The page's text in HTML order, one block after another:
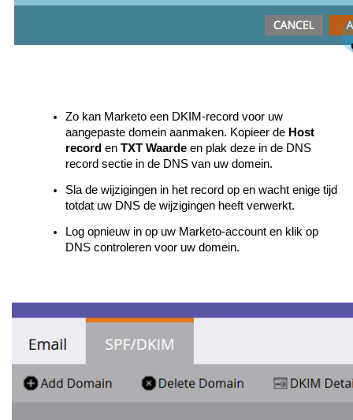
Zo kan Marketo een DKIM-record voor uw
aangepaste domein aanmaken. Kopieer de Host
record en TXT Waarde en plak deze in de DNS
record sectie in de DNS van uw domein.
Sla de wijzigingen in het record op en wacht enige tijd
totdat uw DNS de wijzigingen heeft verwerkt.
Log opnieuw in op uw Marketo-account en klik op
DNS controleren voor uw domein.